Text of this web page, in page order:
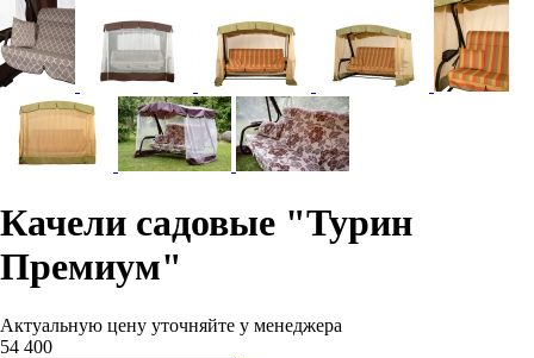
Качели садовые "Турин
Премиум"
Актуальную цену уточняйте у менеджера
54 400